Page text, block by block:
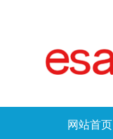
网站首页